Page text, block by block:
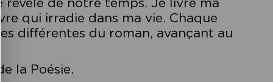
qui irradie dans ma vie. Chaque
différentes du roman, avançant au
la Poésie.